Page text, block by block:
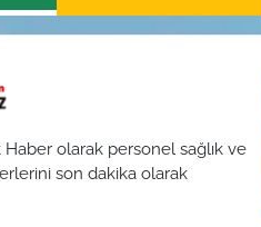
Haber olarak personel sağlık ve
son dakika olarak